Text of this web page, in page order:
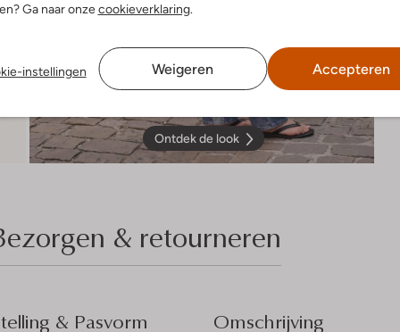
Ga naar onzecookieverklaring.
instellingen Weigeren Accepteren
Ontdek de look
& retourneren
& Pasvorm Omschrijving